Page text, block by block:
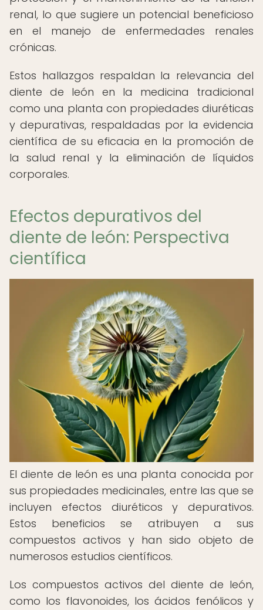
renal, lo que sugiere un potencial beneficioso
en el manejo de enfermedades renales
crónicas.
Estos hallazgos respaldan la relevancia del
diente de león en la medicina tradicional
como una planta con propiedades diuréticas
y depurativas, respaldadas por la evidencia
científica de su eficacia en la promoción de
la salud renal y la eliminación de líquidos
corporales.
Efectos depurativos del
diente de león: Perspectiva
científica
El diente de león es una planta conocida por
sus propiedades medicinales, entre las que se
incluyen efectos diuréticos y depurativos.
Estos beneficios se atribuyen a sus
compuestos activos y han sido objeto de
numerosos estudios científicos.
Los compuestos activos del diente de león,
como los flavonoides, los ácidos fenólicos y